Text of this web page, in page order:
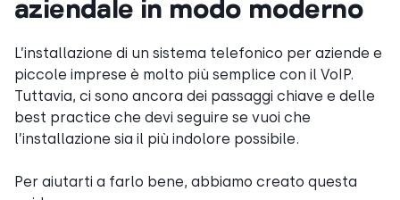
aziendale in modo moderno
L’installazione di un sistema telefonico per aziende e
piccole imprese è molto più semplice con il VoIP.
Tuttavia, ci sono ancora dei passaggi chiave e delle
best practice che devi seguire se vuoi che
l’installazione sia il più indolore possibile.
Per aiutarti a farlo bene, abbiamo creato questa